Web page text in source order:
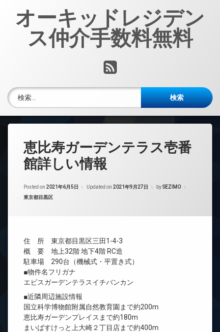
オーキッドレジデン
ス仲介手数料無料
RSS
検索:
恵比寿ガーデンテラス壱番
館詳しい情報
Posted on 2021年6月5日 Updated on 2021年9月27日 bySEZIMO
カテゴリー:
東京都目黒区
住 所 東京都目黒区三田1-4-3
概 要 地上32階 地下4階 RC造
駐車場 290台（機械式・平置き式）
■物件名フリガナ
エビスガーデンテラスイチバンカン
■近隣周辺施設情報
国立科学博物館附属自然教育園まで約200m
恵比寿ガーデンプレイスまで約180m
まいばすけっと上大崎２丁目店まで約400m